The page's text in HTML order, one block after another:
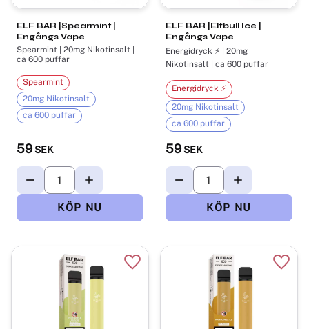
ELF BAR |Spearmint |
Engångs Vape
Spearmint | 20mg Nikotinsalt |
ca 600 puffar
59 SEK
Spearmint
20mg Nikotinsalt
ca 600 puffar
ELF BAR |Elfbull Ice |
Engångs Vape
Energidryck ⚡ | 20mg
Nikotinsalt | ca 600 puffar
59 SEK
Energidryck ⚡
20mg Nikotinsalt
ca 600 puffar
Lägg till i favoriter